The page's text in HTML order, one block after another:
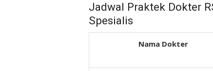
Jadwal Praktek Dokter
Spesialis
Nama Dokter